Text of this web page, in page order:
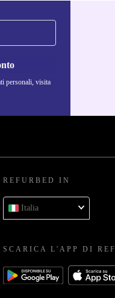
personali, visita
REFURBED IN
Italia
SCARICA L'APP DI